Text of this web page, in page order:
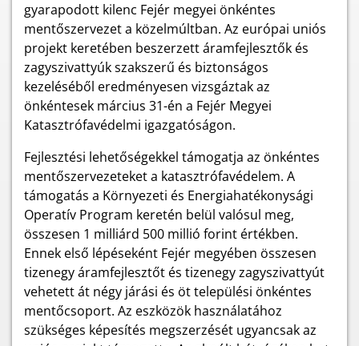
gyarapodott kilenc Fejér megyei önkéntes
mentőszervezet a közelmúltban. Az európai uniós
projekt keretében beszerzett áramfejlesztők és
zagyszivattyúk szakszerű és biztonságos
kezeléséből eredményesen vizsgáztak az
önkéntesek március 31-én a Fejér Megyei
Katasztrófavédelmi igazgatóságon.
Fejlesztési lehetőségekkel támogatja az önkéntes
mentőszervezeteket a katasztrófavédelem. A
támogatás a Környezeti és Energiahatékonysági
Operatív Program keretén belül valósul meg,
összesen 1 milliárd 500 millió forint értékben.
Ennek első lépéseként Fejér megyében összesen
tizenegy áramfejlesztőt és tizenegy zagyszivattyút
vehetett át négy járási és öt települési önkéntes
mentőcsoport. Az eszközök használatához
szükséges képesítés megszerzését ugyancsak az